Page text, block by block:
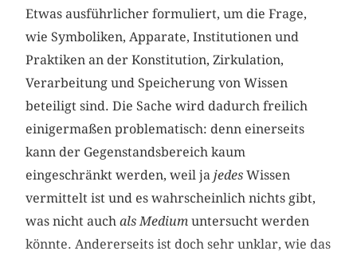
Etwas ausführlicher formuliert, um die Frage,
wie Symboliken, Apparate, Institutionen und
Praktiken an der Konstitution, Zirkulation,
Verarbeitung und Speicherung von Wissen
beteiligt sind. Die Sache wird dadurch freilich
einigermaßen problematisch: denn einerseits
kann der Gegenstandsbereich kaum
eingeschränkt werden, weil jajedesWissen
vermittelt ist und es wahrscheinlich nichts gibt,
was nicht auchals Mediumuntersucht werden
könnte. Andererseits ist doch sehr unklar, wie das